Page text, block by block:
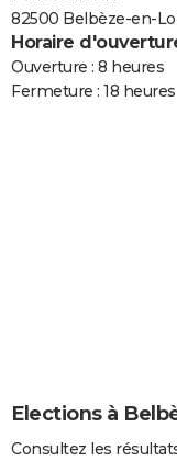
82500 Belbèze-en-
Horaire
Ouverture : 8 heures
Fermeture : 18 heures
Elections à
Consultez les